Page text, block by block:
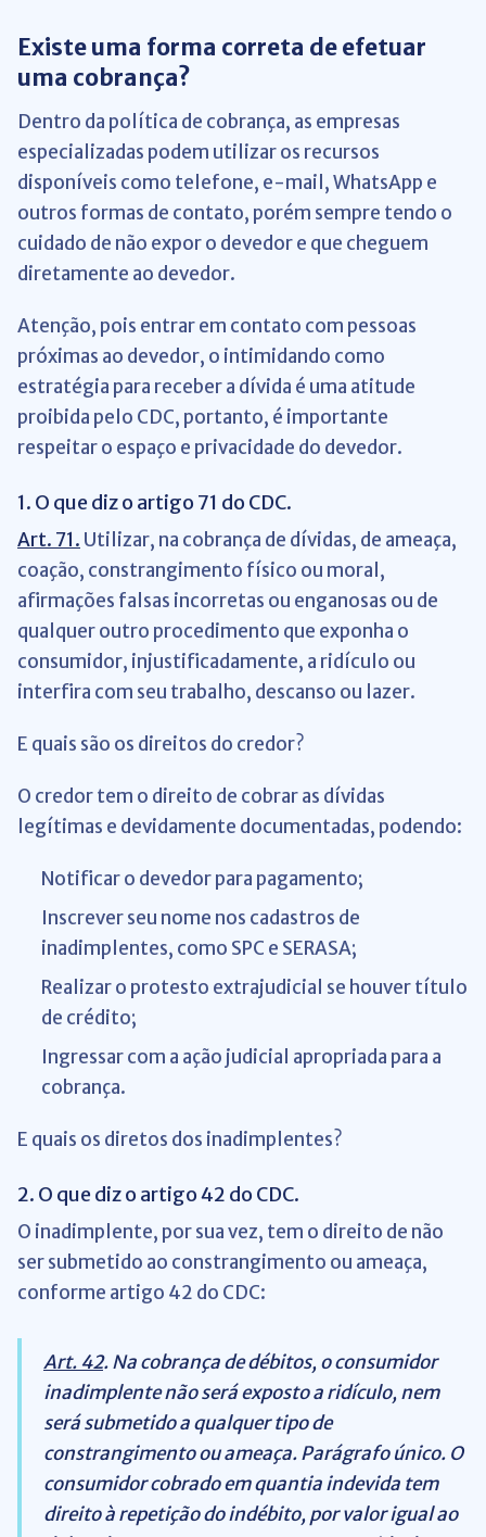
Existe uma forma correta de efetuar
uma cobrança?
Dentro da política de cobrança, as empresas
especializadas podem utilizar os recursos
disponíveis como telefone, e-mail, WhatsApp e
outros formas de contato, porém sempre tendo o
cuidado de não expor o devedor e que cheguem
diretamente ao devedor.
Atenção, pois entrar em contato com pessoas
próximas ao devedor, o intimidando como
estratégia para receber a dívida é uma atitude
proibida pelo CDC, portanto, é importante
respeitar o espaço e privacidade do devedor.
1. O que diz o artigo 71 do CDC.
Art. 71. Utilizar, na cobrança de dívidas, de ameaça,
coação, constrangimento físico ou moral,
afirmações falsas incorretas ou enganosas ou de
qualquer outro procedimento que exponha o
consumidor, injustificadamente, a ridículo ou
interfira com seu trabalho, descanso ou lazer.
E quais são os direitos do credor?
O credor tem o direito de cobrar as dívidas
legítimas e devidamente documentadas, podendo:
Notificar o devedor para pagamento;
Inscrever seu nome nos cadastros de
inadimplentes, como SPC e SERASA;
Realizar o protesto extrajudicial se houver título
de crédito;
Ingressar com a ação judicial apropriada para a
cobrança.
E quais os diretos dos inadimplentes?
2. O que diz o artigo 42 do CDC.
O inadimplente, por sua vez, tem o direito de não
ser submetido ao constrangimento ou ameaça,
conforme artigo 42 do CDC:
Art. 42. Na cobrança de débitos, o consumidor
inadimplente não será exposto a ridículo, nem
será submetido a qualquer tipo de
constrangimento ou ameaça. Parágrafo único. O
consumidor cobrado em quantia indevida tem
direito à repetição do indébito, por valor igual ao